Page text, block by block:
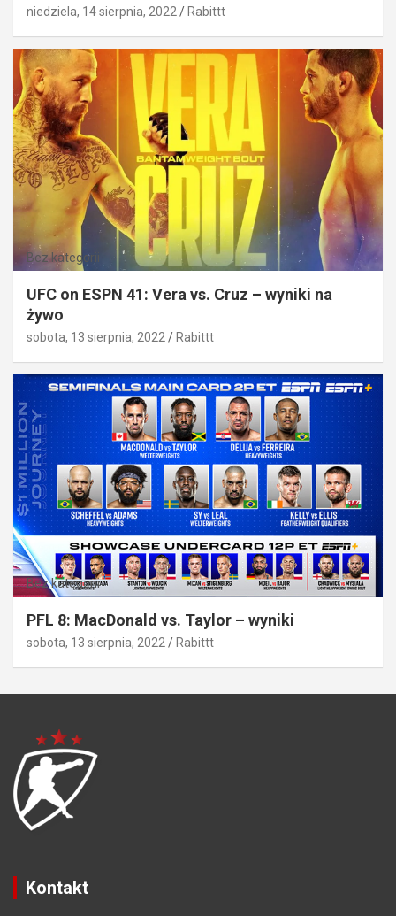
niedziela, 14 sierpnia, 2022 Rabittt
Bez kategorii
UFC on ESPN 41: Vera vs. Cruz – wyniki na
żywo
sobota, 13 sierpnia, 2022 Rabittt
Bez kategorii
PFL 8: MacDonald vs. Taylor – wyniki
sobota, 13 sierpnia, 2022 Rabittt
Kontakt